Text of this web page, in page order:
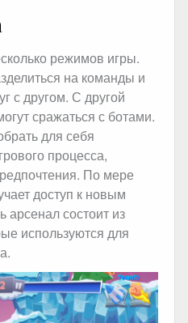
режимов игры.
на команды и
с другом. С другой
сражаться с ботами.
для себя
процесса,
По мере
доступ к новым
состоит из
используются для